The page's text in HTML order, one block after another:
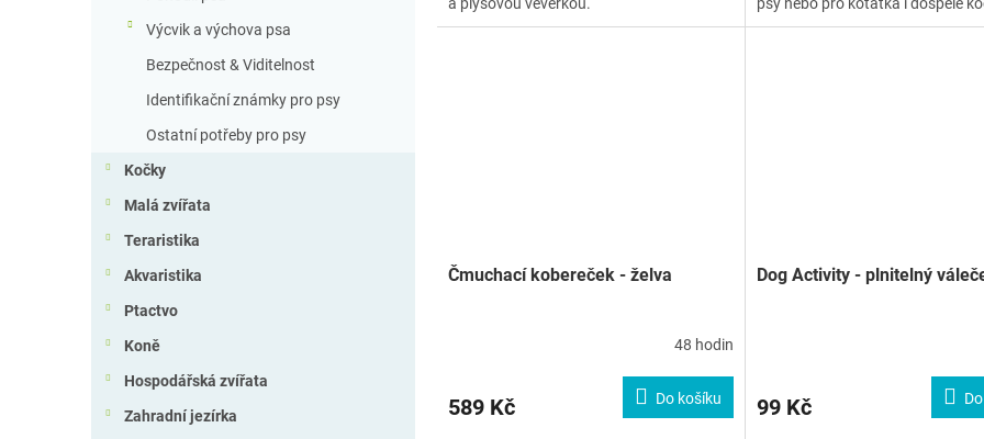
Výcvik a výchova psa
Bezpečnost & Viditelnost
Identifikační známky pro psy
Ostatní potřeby pro psy
Kočky
Malá zvířata
Teraristika
Akvaristika
Ptactvo
Koně
Hospodářská zvířata
Zahradní jezírka
Čmuchací kobereček - želva
48 hodin
589 Kč Do košíku
Dog Activity - plnitelný
99 Kč